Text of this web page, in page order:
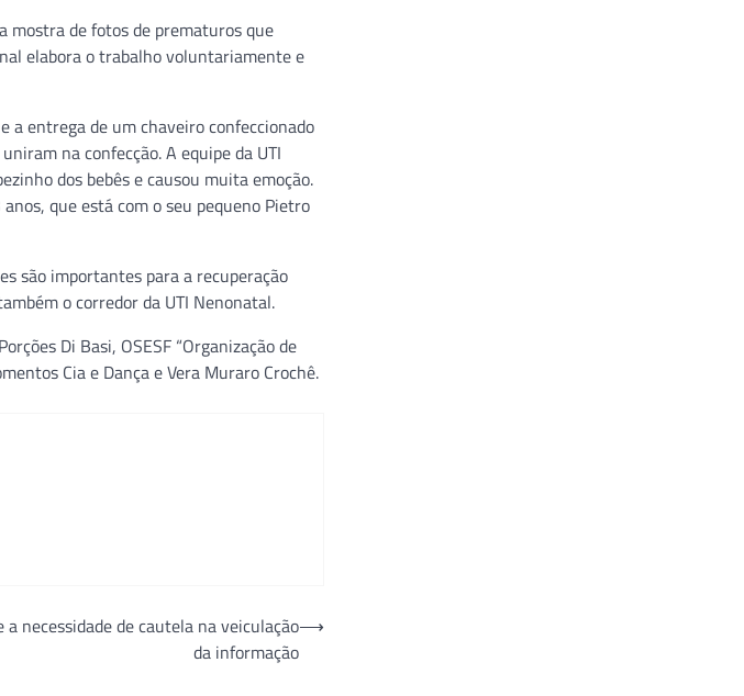
mostra de fotos de prematuros que
elabora o trabalho voluntariamente e
a entrega de um chaveiro confeccionado
na confecção. A equipe da UTI
dos bebês e causou muita emoção.
que está com o seu pequeno Pietro
são importantes para a recuperação
o corredor da UTI Nenonatal.
Di Basi, OSESF “Organização de
Cia e Dança e Vera Muraro Crochê.
necessidade de cautela na veiculação
da informação
⟶